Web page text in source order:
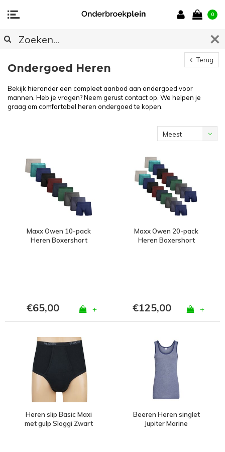
0
Terug
Ondergoed Heren
Bekijk hieronder een compleet aanbod aan ondergoed voor
mannen. Heb je vragen? Neem gerust contact op. We helpen je
graag om comfortabel heren ondergoed te kopen.
Meest
Maxx Owen 10-pack
Heren Boxershort
€65,00 +
Maxx Owen 20-pack
Heren Boxershort
€125,00 +
Heren slip Basic Maxi
met gulp Sloggi Zwart
Beeren Heren singlet
Jupiter Marine